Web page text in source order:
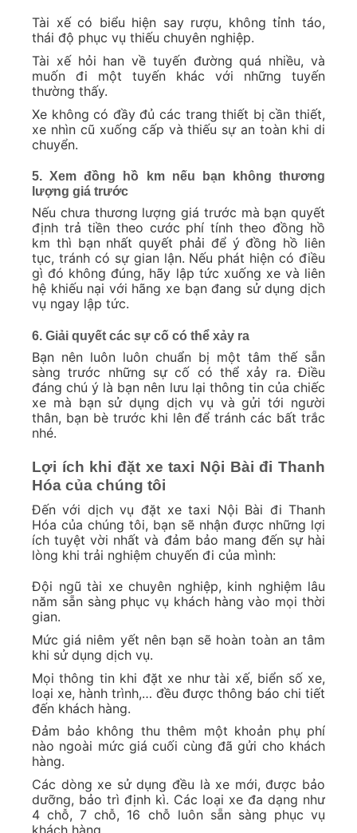
Tài xế có biểu hiện say rượu, không tỉnh táo,
thái độ phục vụ thiếu chuyên nghiệp.
Tài xế hỏi han về tuyến đường quá nhiều, và
muốn đi một tuyến khác với những tuyến
thường thấy.
Xe không có đầy đủ các trang thiết bị cần thiết,
xe nhìn cũ xuống cấp và thiếu sự an toàn khi di
chuyển.
5. Xem đồng hồ km nếu bạn không thương
lượng giá trước
Nếu chưa thương lượng giá trước mà bạn quyết
định trả tiền theo cước phí tính theo đồng hồ
km thì bạn nhất quyết phải để ý đồng hồ liên
tục, tránh có sự gian lận. Nếu phát hiện có điều
gì đó không đúng, hãy lập tức xuống xe và liên
hệ khiếu nại với hãng xe bạn đang sử dụng dịch
vụ ngay lập tức.
6. Giải quyết các sự cố có thể xảy ra
Bạn nên luôn luôn chuẩn bị một tâm thế sẵn
sàng trước những sự cố có thể xảy ra. Điều
đáng chú ý là bạn nên lưu lại thông tin của chiếc
xe mà bạn sử dụng dịch vụ và gửi tới người
thân, bạn bè trước khi lên để tránh các bất trắc
nhé.
Lợi ích khi đặt xe taxi Nội Bài đi Thanh
Hóa của chúng tôi
Đến với dịch vụ đặt xe taxi Nội Bài đi Thanh
Hóa của chúng tôi, bạn sẽ nhận được những lợi
ích tuyệt vời nhất và đảm bảo mang đến sự hài
lòng khi trải nghiệm chuyến đi của mình:
Đội ngũ tài xe chuyên nghiệp, kinh nghiệm lâu
năm sẵn sàng phục vụ khách hàng vào mọi thời
gian.
Mức giá niêm yết nên bạn sẽ hoàn toàn an tâm
khi sử dụng dịch vụ.
Mọi thông tin khi đặt xe như tài xế, biển số xe,
loại xe, hành trình,… đều được thông báo chi tiết
đến khách hàng.
Đảm bảo không thu thêm một khoản phụ phí
nào ngoài mức giá cuối cùng đã gửi cho khách
hàng.
Các dòng xe sử dụng đều là xe mới, được bảo
dưỡng, bảo trì định kì. Các loại xe đa dạng như
4 chỗ, 7 chỗ, 16 chỗ luôn sẵn sàng phục vụ
khách hàng.